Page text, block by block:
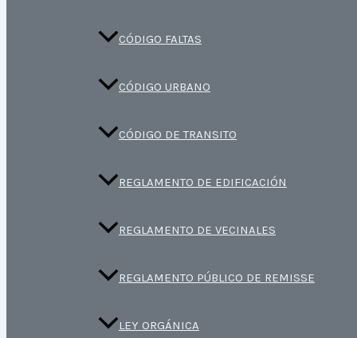
CÓDIGO FALTAS
CÓDIGO URBANO
CÓDIGO DE TRANSITO
REGLAMENTO DE EDIFICACIÓN
REGLAMENTO DE VECINALES
REGLAMENTO PÚBLICO DE REMISSE
LEY ORGÁNICA